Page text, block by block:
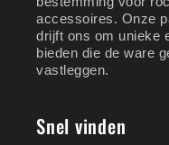
accessoires. Onze
drijft ons om unieke
bieden die de ware
vastleggen.
Snel vinden